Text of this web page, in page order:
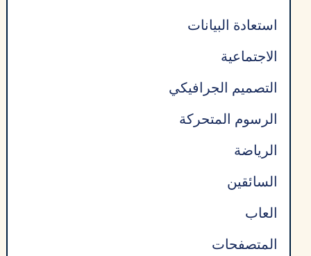
استعادة البيانات
الاجتماعية
التصميم الجرافيكي
الرسوم المتحركة
الرياضة
السائقين
العاب
المتصفحات